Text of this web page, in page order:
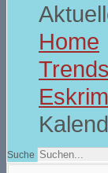
Home
Suche